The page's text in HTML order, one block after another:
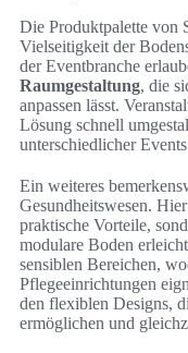
Die Produktpalette von
Vielseitigkeit der
der Eventbranche
Raumgestaltung, die
anpassen lässt.
Lösung schnell
unterschiedlicher
Ein weiteres
Gesundheitswesen.
praktische Vorteile,
modulare Boden
sensiblen Bereichen,
Pflegeeinrichtungen
den flexiblen Designs,
ermöglichen und